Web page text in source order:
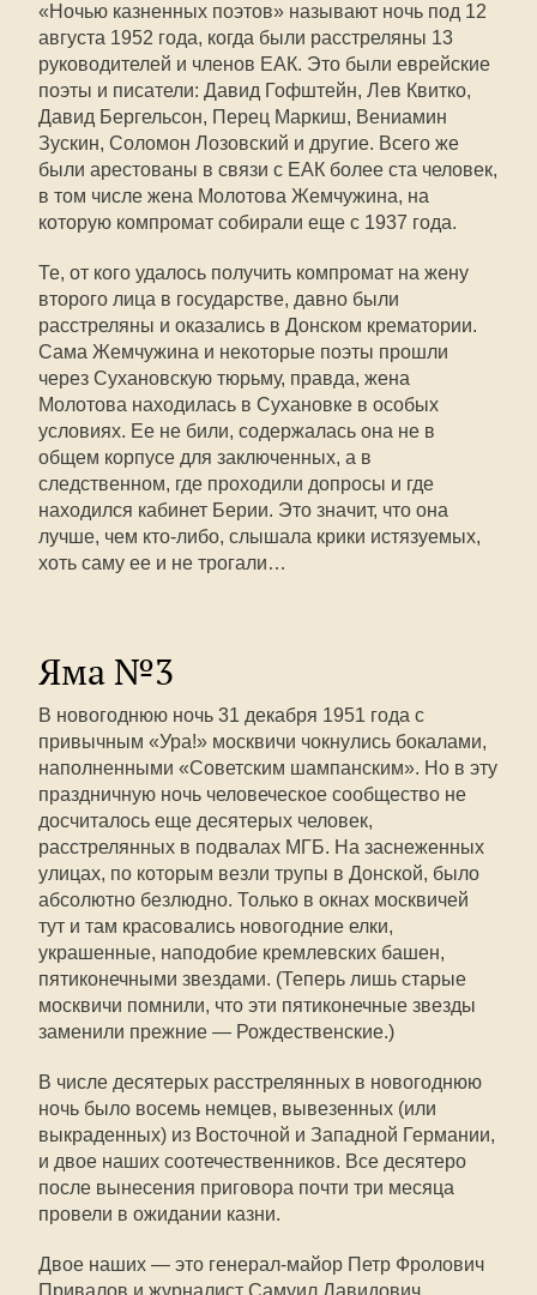
«Ночью казненных поэтов» называют ночь под 12
августа 1952 года, когда были расстреляны 13
руководителей и членов ЕАК. Это были еврейские
поэты и писатели: Давид Гофштейн, Лев Квитко,
Давид Бергельсон, Перец Маркиш, Вениамин
Зускин, Соломон Лозовский и другие. Всего же
были арестованы в связи с ЕАК более ста человек,
в том числе жена Молотова Жемчужина, на
которую компромат собирали еще с 1937 года.
Те, от кого удалось получить компромат на жену
второго лица в государстве, давно были
расстреляны и оказались в Донском крематории.
Сама Жемчужина и некоторые поэты прошли
через Сухановскую тюрьму, правда, жена
Молотова находилась в Сухановке в особых
условиях. Ее не били, содержалась она не в
общем корпусе для заключенных, а в
следственном, где проходили допросы и где
находился кабинет Берии. Это значит, что она
лучше, чем кто-либо, слышала крики истязуемых,
хоть саму ее и не трогали…
Яма №3
В новогоднюю ночь 31 декабря 1951 года с
привычным «Ура!» москвичи чокнулись бокалами,
наполненными «Советским шампанским». Но в эту
праздничную ночь человеческое сообщество не
досчиталось еще десятерых человек,
расстрелянных в подвалах МГБ. На заснеженных
улицах, по которым везли трупы в Донской, было
абсолютно безлюдно. Только в окнах москвичей
тут и там красовались новогодние елки,
украшенные, наподобие кремлевских башен,
пятиконечными звездами. (Теперь лишь старые
москвичи помнили, что эти пятиконечные звезды
заменили прежние — Рождественские.)
В числе десятерых расстрелянных в новогоднюю
ночь было восемь немцев, вывезенных (или
выкраденных) из Восточной и Западной Германии,
и двое наших соотечественников. Все десятеро
после вынесения приговора почти три месяца
провели в ожидании казни.
Двое наших — это генерал-майор Петр Фролович
Привалов и журналист Самуил Давидович